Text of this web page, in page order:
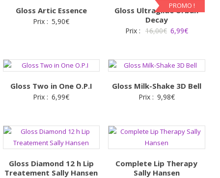
Gloss Artic Essence
Prix : 5,90€
PROMO !
Gloss Ultraglide Urban
Decay
Prix : 16,00€ Le
était :
6,99€Le
est :
Gloss Two in One O.P.I
Prix : 6,99€
Gloss Milk-Shake 3D Bell
Prix : 9,98€
Gloss Diamond 12 h Lip
Treatement Sally Hansen
Complete Lip Therapy
Sally Hansen